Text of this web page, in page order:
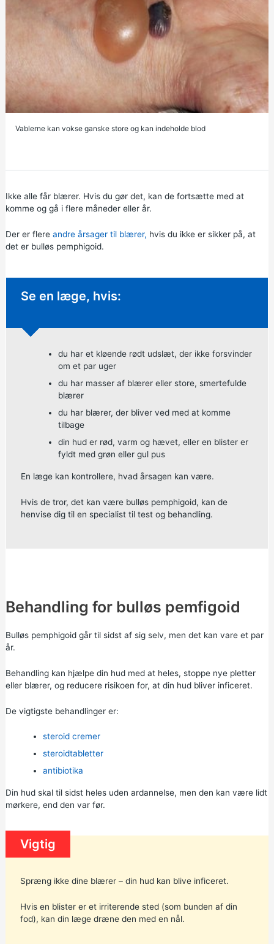
Vablerne kan vokse ganske store og kan indeholde blod
Ikke alle får blærer. Hvis du gør det, kan de fortsætte med at
komme og gå i flere måneder eller år.
Der er flere andre årsager til blærer, hvis du ikke er sikker på, at
det er bulløs pemphigoid.
Ikke-presserende rådgivning:
Se en læge, hvis:
du har et kløende rødt udslæt, der ikke forsvinder
om et par uger
du har masser af blærer eller store, smertefulde
blærer
du har blærer, der bliver ved med at komme
tilbage
din hud er rød, varm og hævet, eller en blister er
fyldt med grøn eller gul pus
En læge kan kontrollere, hvad årsagen kan være.
Hvis de tror, det kan være bulløs pemphigoid, kan de
henvise dig til en specialist til test og behandling.
Behandling for bulløs pemfigoid
Bulløs pemphigoid går til sidst af sig selv, men det kan vare et par
år.
Behandling kan hjælpe din hud med at heles, stoppe nye pletter
eller blærer, og reducere risikoen for, at din hud bliver inficeret.
De vigtigste behandlinger er:
steroid cremer
steroidtabletter
antibiotika
Din hud skal til sidst heles uden ardannelse, men den kan være lidt
mørkere, end den var før.
Vigtig
Spræng ikke dine blærer – din hud kan blive inficeret.
Hvis en blister er et irriterende sted (som bunden af din
fod), kan din læge dræne den med en nål.